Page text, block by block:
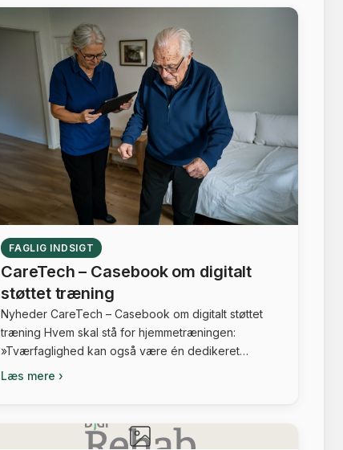
FAGLIG INDSIGT
CareTech – Casebook om digitalt
støttet træning
Nyheder CareTech – Casebook om digitalt støttet
træning Hvem skal stå for hjemmetræningen:
»Tværfaglighed kan også være én dedikeret
medarbejder til en opgave« | CareTech...
Læs mere ›